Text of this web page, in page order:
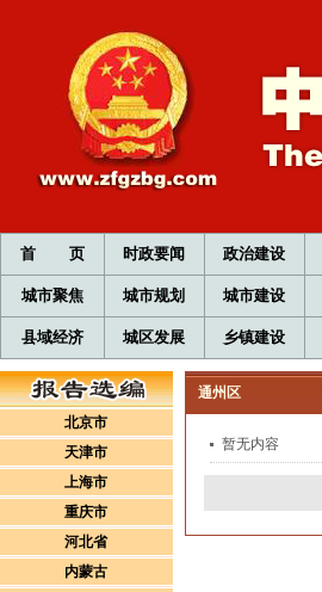
首 页 时政要闻 政治建设
城市聚焦 城市规划 城市建设
县域经济 城区发展 乡镇建设
北京市
天津市
上海市
重庆市
河北省
内蒙古
通州区
暂无内容